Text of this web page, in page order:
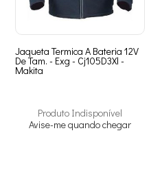
Jaqueta Termica A Bateria 12V
De Tam. - Exg - Cj105D3Xl -
Makita
Produto Indisponível
Avise-me quando chegar